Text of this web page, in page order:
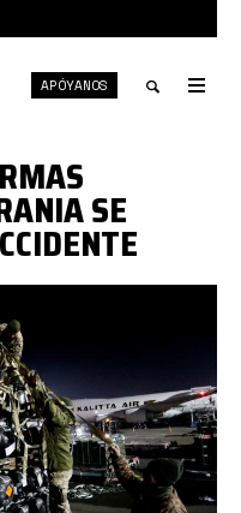
APÓYANOS
SE